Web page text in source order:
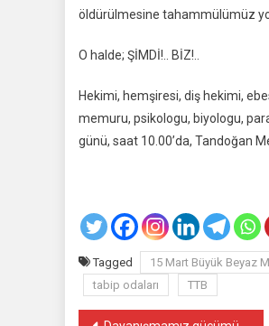
öldürülmesine tahammülümüz
O halde; ŞİMDİ!.. BİZ!..
Hekimi, hemşiresi, diş hekimi,
memuru, psikologu, biyologu,
günü, saat 10.00’da, Tandoğan
Tagged 15 Mart Büyük Beyaz
tabip odaları
TTB